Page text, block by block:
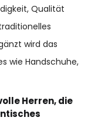
Qualität
wird das
wie Handschuhe,
Herren, die